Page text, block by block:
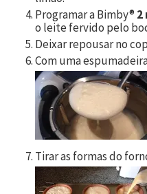
Programar a Bimby® 2
o leite fervido pelo
Deixar repousar no
Com uma
Tirar as formas do